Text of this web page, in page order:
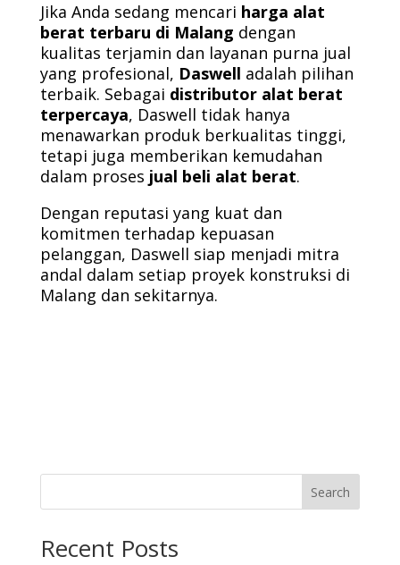
Jika Anda sedang mencari harga alat
berat terbaru di Malang dengan
kualitas terjamin dan layanan purna jual
yang profesional, Daswell adalah pilihan
terbaik. Sebagai distributor alat berat
terpercaya, Daswell tidak hanya
menawarkan produk berkualitas tinggi,
tetapi juga memberikan kemudahan
dalam proses jual beli alat berat.
Dengan reputasi yang kuat dan
komitmen terhadap kepuasan
pelanggan, Daswell siap menjadi mitra
andal dalam setiap proyek konstruksi di
Malang dan sekitarnya.
Search
Recent Posts